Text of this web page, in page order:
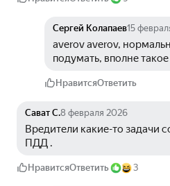
Сергей Колапаев15
averov averov,
подумать, вполне
НравитсяОтветить
Сават С.8 февраля 2026
Вредители какие-то задачи
ПДД .
НравитсяОтветить 3